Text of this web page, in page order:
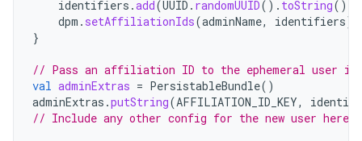
identifiers .add(UUID . randomUUID(). toString())
dpm . setAffiliationIds(adminName, identifiers)
}
// Pass an affiliation ID to the ephemeral user in
val adminExtras = PersistableBundle()
adminExtras .putString(AFFILIATION_ID_KEY,
// Include any other config for the new user here